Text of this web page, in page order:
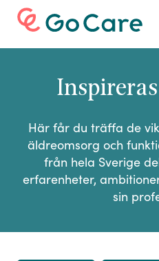
Hittajobb
Karriärtips och
Omoss
arbetsgivare
Här får du träffa de
äldreomsorg och
från hela Sverige
erfarenheter,
sin